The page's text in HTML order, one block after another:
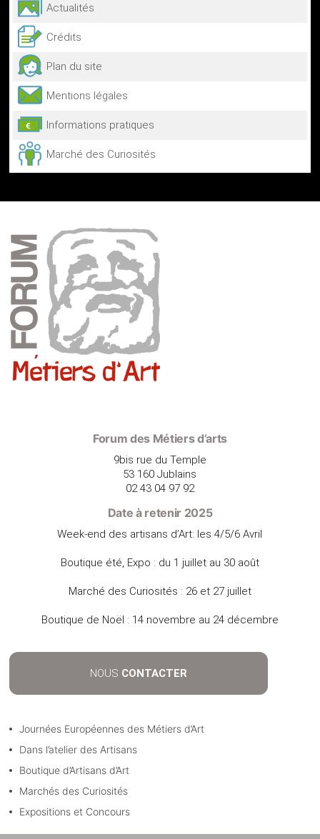
Actualités
Crédits
Plan du site
Mentions légales
Informations pratiques
Marché des Curiosités
Forum des Métiers d’arts
9bis rue du Temple
53 160 Jublains
02 43 04 97 92
Date à retenir 2025
Week-end des artisans d’Art: les 4/5/6 Avril
Boutique été, Expo : du 1 juillet au 30 août
Marché des Curiosités : 26 et 27 juillet
Boutique de Noël : 14 novembre au 24 décembre
NOUS CONTACTER
Journées Européennes des Métiers d’Art
Dans l’atelier des Artisans
Boutique d’Artisans d’Art
Marchés des Curiosités
Expositions et Concours